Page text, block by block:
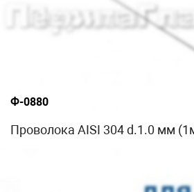
Ф-0880
Проволока AISI 304 d.1.0 мм